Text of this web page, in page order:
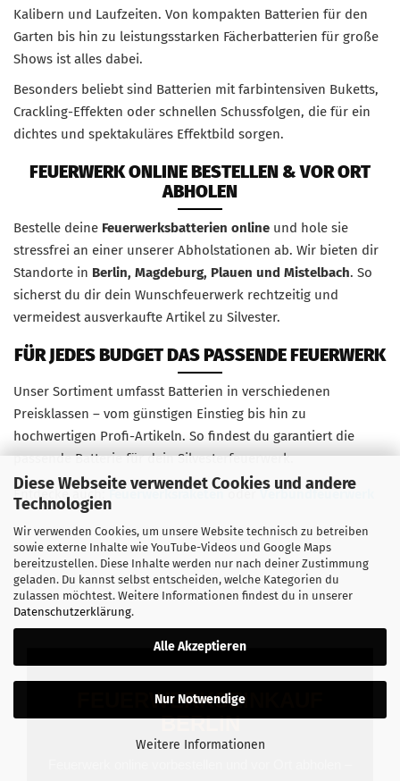
Diese Webseite verwendet Cookies und andere
Technologien
Wir verwenden Cookies, um unsere Website technisch zu betreiben
sowie externe Inhalte wie YouTube-Videos und Google Maps
bereitzustellen. Diese Inhalte werden nur nach deiner Zustimmung
geladen. Du kannst selbst entscheiden, welche Kategorien du
zulassen möchtest. Weitere Informationen findest du in unserer
Datenschutzerklärung.
Alle Akzeptieren
Nur Notwendige
Weitere Informationen
Kalibern und Laufzeiten. Von kompakten Batterien für den
Garten bis hin zu leistungsstarken Fächerbatterien für große
Shows ist alles dabei.
Besonders beliebt sind Batterien mit farbintensiven Buketts,
Crackling-Effekten oder schnellen Schussfolgen, die für ein
dichtes und spektakuläres Effektbild sorgen.
FEUERWERK ONLINE BESTELLEN & VOR ORT
ABHOLEN
Bestelle deine Feuerwerksbatterien online und hole sie
stressfrei an einer unserer Abholstationen ab. Wir bieten dir
Standorte in Berlin, Magdeburg, Plauen und Mistelbach. So
sicherst du dir dein Wunschfeuerwerk rechtzeitig und
vermeidest ausverkaufte Artikel zu Silvester.
FÜR JEDES BUDGET DAS PASSENDE FEUERWERK
Unser Sortiment umfasst Batterien in verschiedenen
Preisklassen – vom günstigen Einstieg bis hin zu
hochwertigen Profi-Artikeln. So findest du garantiert die
passende Batterie für dein Silvesterfeuerwerk.
Entdecke auch:Feuerwerksraketen oderVerbundfeuerwerk
FEUERWERKSEINKAUF
BERLIN